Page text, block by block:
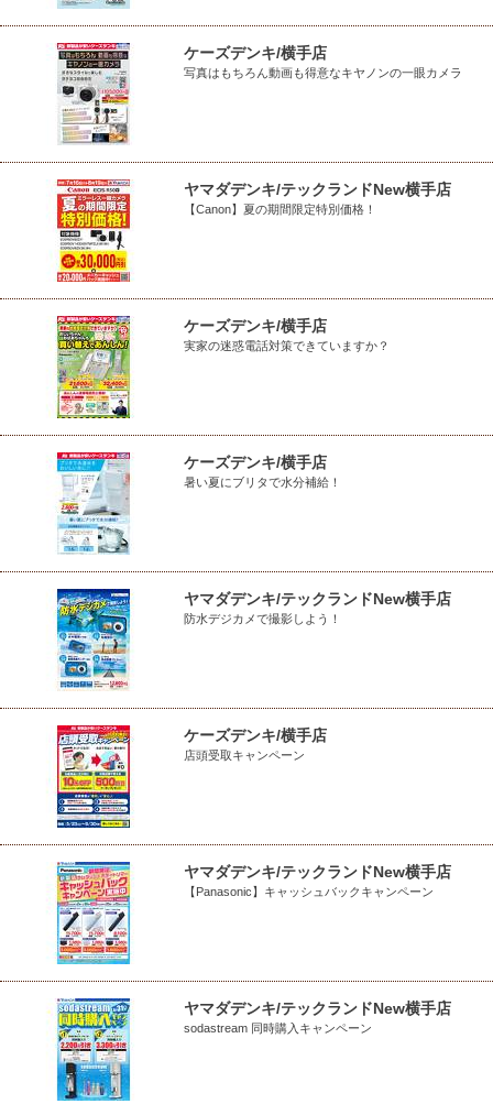
ケーズデンキ/横手店
写真はもちろん動画も得意なキヤノンの一眼カメラ
ヤマダデンキ/テックランドNew横手店
【Canon】夏の期間限定特別価格！
ケーズデンキ/横手店
実家の迷惑電話対策できていますか？
ケーズデンキ/横手店
暑い夏にブリタで水分補給！
ヤマダデンキ/テックランドNew横手店
防水デジカメで撮影しよう！
ケーズデンキ/横手店
店頭受取キャンペーン
ヤマダデンキ/テックランドNew横手店
【Panasonic】キャッシュバックキャンペーン
ヤマダデンキ/テックランドNew横手店
sodastream 同時購入キャンペーン